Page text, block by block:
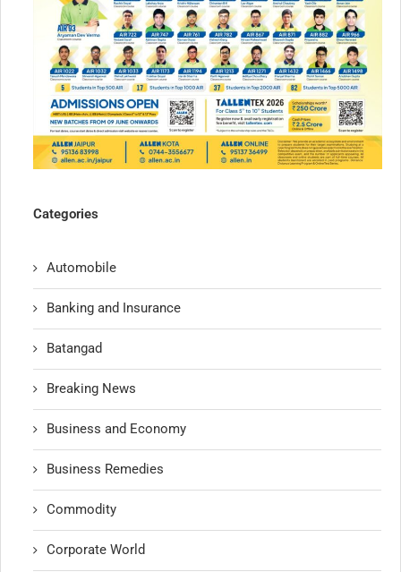
Categories
Automobile
Banking and Insurance
Batangad
Breaking News
Business and Economy
Business Remedies
Commodity
Corporate World